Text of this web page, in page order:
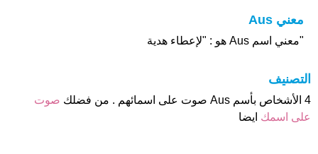
معني Aus
"معني اسم Aus هو : "لإعطاء هدية
التصنيف
4 الأشخاص بأسم Aus صوت على اسمائهم . من فضلك
صوت
على اسمك ايضا